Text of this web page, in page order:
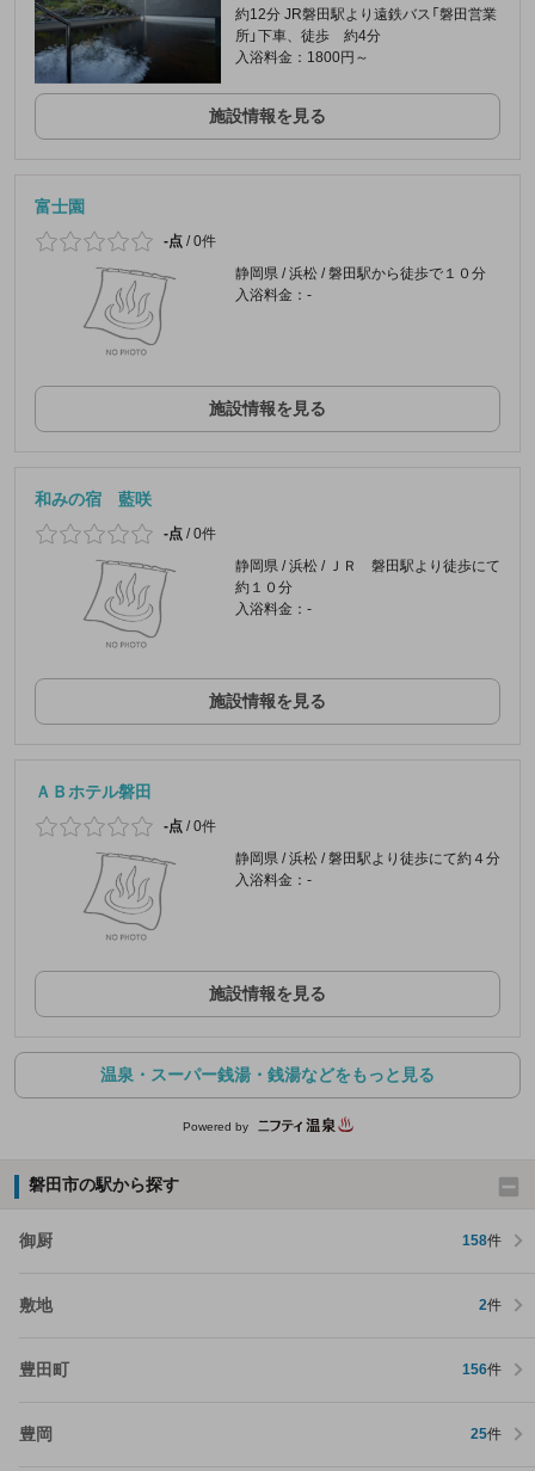
約12分 JR磐田駅より遠鉄バス「磐田営業
所」下車、徒歩 約4分
入浴料金：1800円～
施設情報を見る
富士園
-点 /0件
静岡県 / 浜松 / 磐田駅から徒歩で１０分
入浴料金：-
施設情報を見る
和みの宿 藍咲
-点 /0件
静岡県 / 浜松 / ＪＲ 磐田駅より徒歩にて
約１０分
入浴料金：-
施設情報を見る
ＡＢホテル磐田
-点 /0件
静岡県 / 浜松 / 磐田駅より徒歩にて約４分
入浴料金：-
施設情報を見る
温泉・スーパー銭湯・銭湯などをもっと見る
Powered by
磐田市の駅から探す
御厨 158件
敷地 2件
豊田町 156件
豊岡 25件